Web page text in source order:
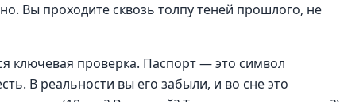
Вы проходите сквозь толпу теней прошлого, не
ключевая проверка. Паспорт — это символ
В реальности вы его забыли, и во сне это